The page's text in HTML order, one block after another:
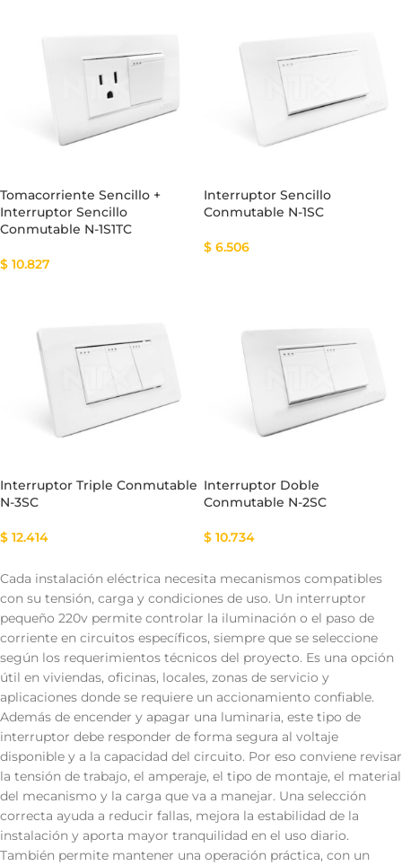
Tomacorriente Sencillo +
Interruptor Sencillo
Conmutable N-1S1TC
$ 10.827
Interruptor Sencillo
Conmutable N-1SC
$ 6.506
Interruptor Triple Conmutable
N-3SC
$ 12.414
Interruptor Doble
Conmutable N-2SC
$ 10.734
Cada instalación eléctrica necesita mecanismos compatibles
con su tensión, carga y condiciones de uso. Un interruptor
pequeño 220v permite controlar la iluminación o el paso de
corriente en circuitos específicos, siempre que se seleccione
según los requerimientos técnicos del proyecto. Es una opción
útil en viviendas, oficinas, locales, zonas de servicio y
aplicaciones donde se requiere un accionamiento confiable.
Además de encender y apagar una luminaria, este tipo de
interruptor debe responder de forma segura al voltaje
disponible y a la capacidad del circuito. Por eso conviene revisar
la tensión de trabajo, el amperaje, el tipo de montaje, el material
del mecanismo y la carga que va a manejar. Una selección
correcta ayuda a reducir fallas, mejora la estabilidad de la
instalación y aporta mayor tranquilidad en el uso diario.
También permite mantener una operación práctica, con un